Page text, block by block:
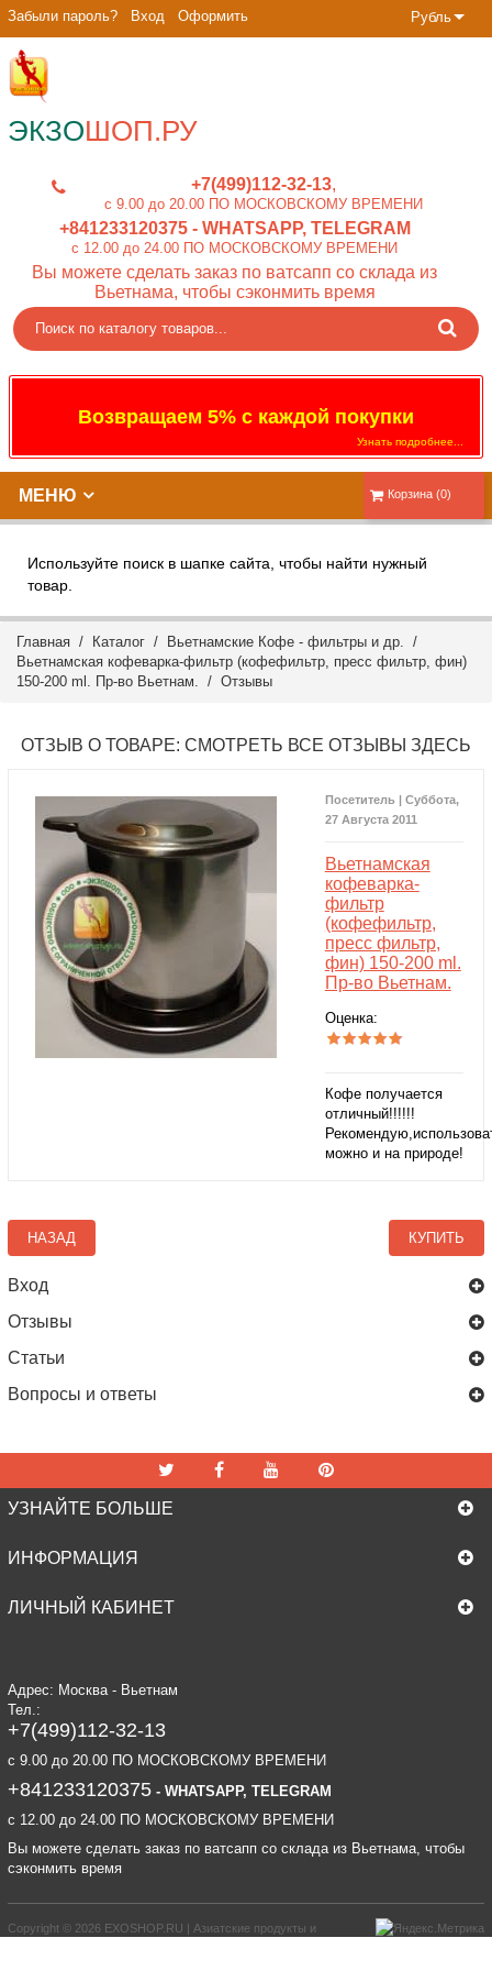
Рубль
Забыли пароль? Вход Оформить
ЭКЗОШОП.РУ
+7(499)112-32-13
c 9.00 до 20.00 ПО МОСКОВСКОМУ ВРЕМЕНИ
+841233120375- WHATSAPP, TELEGRAM
c 12.00 до 24.00 ПО МОСКОВСКОМУ ВРЕМЕНИ
Вы можете сделать заказ по ватсапп со склада из
Вьетнама, чтобы сэконмить время
Возвращаем 5% с каждой покупки
Узнать подробнее...
Корзина (0)
МЕНЮ
Используйте поиск в шапке сайта, чтобы найти нужный
товар.
Главная / Каталог / Вьетнамские Кофе - фильтры и др. /
Вьетнамская кофеварка-фильтр (кофефильтр, пресс фильтр, фин)
150-200 ml. Пр-во Вьетнам. / Отзывы
ОТЗЫВ О ТОВАРЕ: СМОТРЕТЬ ВСЕ ОТЗЫВЫ ЗДЕСЬ
Посетитель | Суббота,
27 Августа 2011
Вьетнамская
кофеварка-
фильтр
(кофефильтр,
пресс фильтр,
фин) 150-200 ml.
Пр-во Вьетнам.
Оценка:
Кофе получается
отличный!!!!!!
можно и на природе!
КУПИТЬ
НАЗАД
Вход
Отзывы
Статьи
Вопросы и ответы
УЗНАЙТЕ БОЛЬШЕ
ИНФОРМАЦИЯ
ЛИЧНЫЙ КАБИНЕТ
Адрес: Москва - Вьетнам
Тел.:
+7(499)112-32-13
c 9.00 до 20.00 ПО МОСКОВСКОМУ ВРЕМЕНИ
+841233120375- WHATSAPP, TELEGRAM
c 12.00 до 24.00 ПО МОСКОВСКОМУ ВРЕМЕНИ
Вы можете сделать заказ по ватсапп со склада из Вьетнама, чтобы
сэконмить время
Copyright © 2026 EXOSHOP.RU | Азиатские продукты и